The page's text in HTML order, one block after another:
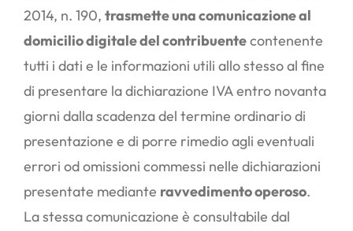
2014, n. 190, trasmette una comunicazione al
domicilio digitale del contribuentecontenente
tutti i dati e le informazioni utili allo stesso al fine
di presentare la dichiarazione IVA entro novanta
giorni dalla scadenza del termine ordinario di
presentazione e di porre rimedio agli eventuali
errori od omissioni commessi nelle dichiarazioni
presentate mediante ravvedimento operoso.
La stessa comunicazione è consultabile dal